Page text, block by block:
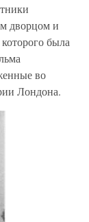
дворцом и
была
во
Лондона.